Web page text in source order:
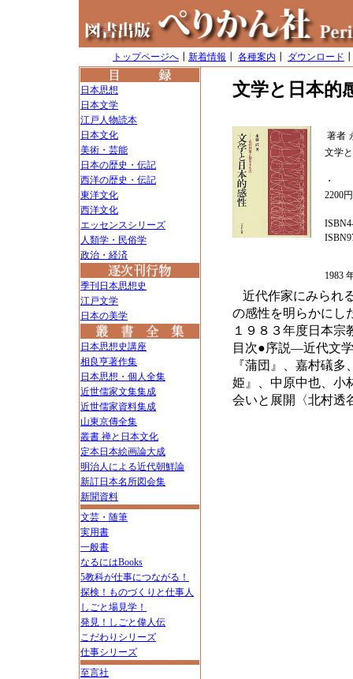
トップページへ 新着情報 各種案内 ダウンロード
日本思想
日本文学
江戸人物読本
日本文化
美術・芸能
日本の歴史・伝記
西洋の歴史・伝記
東洋文化
西洋文化
エッセンスシリーズ
人類学・民俗学
政治・経済
季刊日本思想史
江戸文学
日本の美学
日本思想史講座
相良亨著作集
日本思想・個人全集
近世儒家文集集成
近世儒家資料集成
山東京傳全集
叢書 禅と日本文化
定本日本絵画論大成
明治人による近代朝鮮論
新訂日本名所図会集
新聞資料
文芸・随筆
実用書
一般書
なるにはBooks
5教科が仕事につながる！
探検！ものづくりと仕事人
しごと場見学！
発見！しごと偉人伝
こだわりシリーズ
仕事シリーズ
至言社
文学と日本的
著者
文学
・
2200
1983
近代作家にみられ
の感性を明らかにし
１９８３年度日本宗
目次●序説―近代文
『蒲団』、嘉村礒
姫』、中原中也、小
会いと展開〈北村透